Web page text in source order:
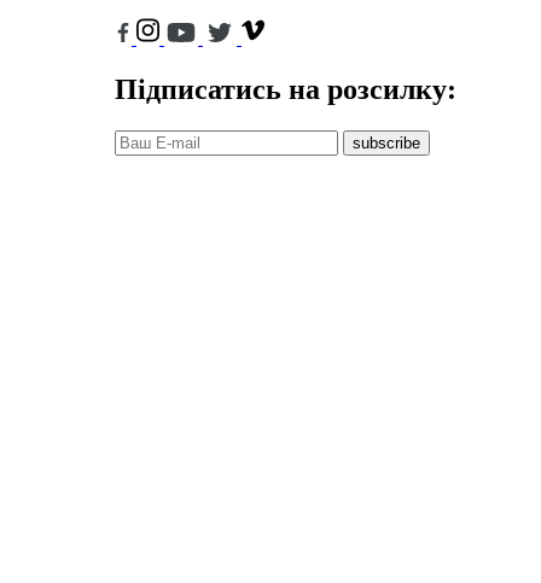
Підписатись на розсилку:
subscribe